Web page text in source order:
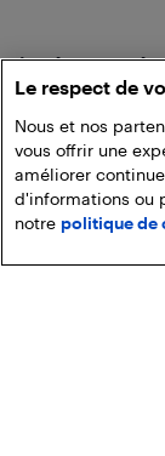
iPad Pro 5ᵉ
Plus d'info
Le respect de
Nous et nos
vous offrir une
améliorer
d'informations ou
notre politique de